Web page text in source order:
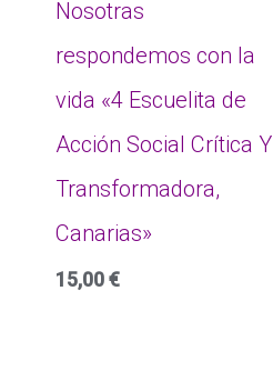
Nosotras
respondemos con la
vida «4 Escuelita de
Acción Social Crítica Y
Transformadora,
Canarias»
15,00€